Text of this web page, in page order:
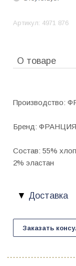
Артикул: 4971 876
О товаре
Производство:
Бренд: ФРАНЦИЯ
Состав: 55%
2% эластан
Доставка
Заказать